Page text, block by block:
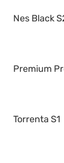
Nes Black
Premium
Torrenta S1